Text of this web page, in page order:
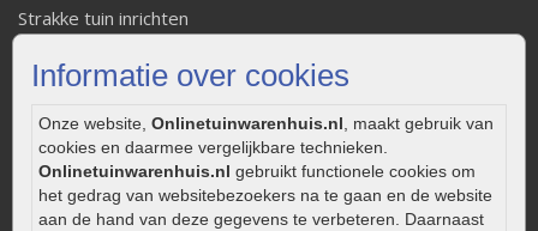
Informatie over cookies
Onze website, Onlinetuinwarenhuis.nl , maakt gebruik van
cookies en daarmee vergelijkbare technieken.
Onlinetuinwarenhuis.nl gebruikt functionele cookies om
het gedrag van websitebezoekers na te gaan en de website
aan de hand van deze gegevens te verbeteren. Daarnaast
Strakke tuin inrichten
Onderhoud van gebakken bestrating
Zelf een terras aanleggen
Kleine stadstuin inrichten
0320 – 219170